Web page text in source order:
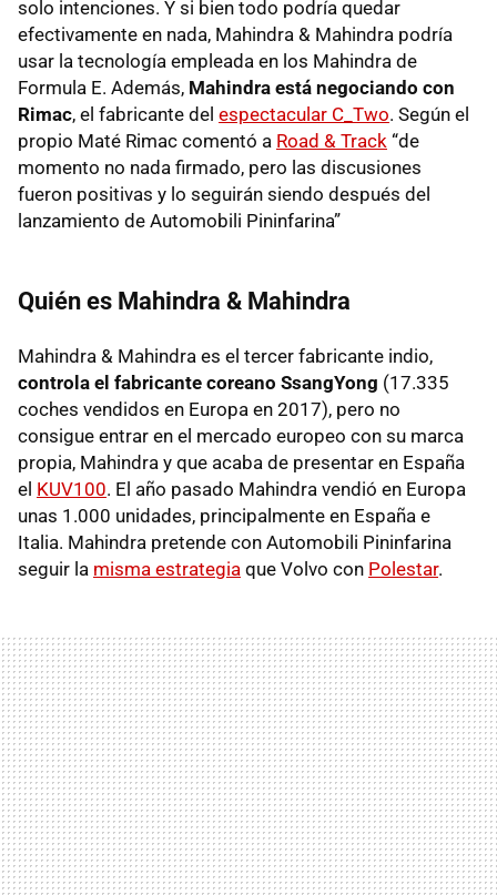
solo intenciones. Y si bien todo podría quedar
efectivamente en nada, Mahindra & Mahindra podría
usar la tecnología empleada en los Mahindra de
Formula E. Además, Mahindra está negociando con
Rimac, el fabricante del espectacular C_Two. Según el
propio Maté Rimac comentó a Road & Track “de
momento no nada firmado, pero las discusiones
fueron positivas y lo seguirán siendo después del
lanzamiento de Automobili Pininfarina”
Quién es Mahindra & Mahindra
Mahindra & Mahindra es el tercer fabricante indio,
controla el fabricante coreano SsangYong (17.335
coches vendidos en Europa en 2017), pero no
consigue entrar en el mercado europeo con su marca
propia, Mahindra y que acaba de presentar en España
el KUV100. El año pasado Mahindra vendió en Europa
unas 1.000 unidades, principalmente en España e
Italia. Mahindra pretende con Automobili Pininfarina
seguir la misma estrategia que Volvo con Polestar.